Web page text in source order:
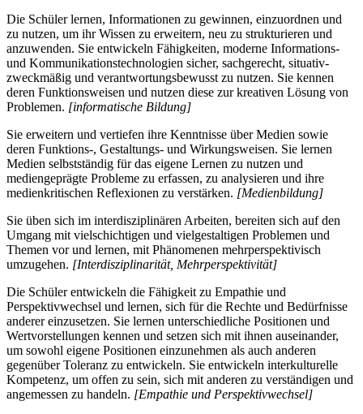
Die Schüler lernen, Informationen zu gewinnen, einzuordnen und
zu nutzen, um ihr Wissen zu erweitern, neu zu strukturieren und
anzuwenden. Sie entwickeln Fähigkeiten, moderne Informations-
und Kommunikationstechnologien sicher, sachgerecht, situativ-
zweckmäßig und verantwortungsbewusst zu nutzen. Sie kennen
deren Funktionsweisen und nutzen diese zur kreativen Lösung von
Problemen. [informatische Bildung]
Sie erweitern und vertiefen ihre Kenntnisse über Medien sowie
deren Funktions-, Gestaltungs- und Wirkungsweisen. Sie lernen
Medien selbstständig für das eigene Lernen zu nutzen und
mediengeprägte Probleme zu erfassen, zu analysieren und ihre
medienkritischen Reflexionen zu verstärken. [Medienbildung]
Sie üben sich im interdisziplinären Arbeiten, bereiten sich auf den
Umgang mit vielschichtigen und vielgestaltigen Problemen und
Themen vor und lernen, mit Phänomenen mehrperspektivisch
umzugehen. [Interdisziplinarität, Mehrperspektivität]
Die Schüler entwickeln die Fähigkeit zu Empathie und
Perspektivwechsel und lernen, sich für die Rechte und Bedürfnisse
anderer einzusetzen. Sie lernen unterschiedliche Positionen und
Wertvorstellungen kennen und setzen sich mit ihnen auseinander,
um sowohl eigene Positionen einzunehmen als auch anderen
gegenüber Toleranz zu entwickeln. Sie entwickeln interkulturelle
Kompetenz, um offen zu sein, sich mit anderen zu verständigen und
angemessen zu handeln. [Empathie und Perspektivwechsel]